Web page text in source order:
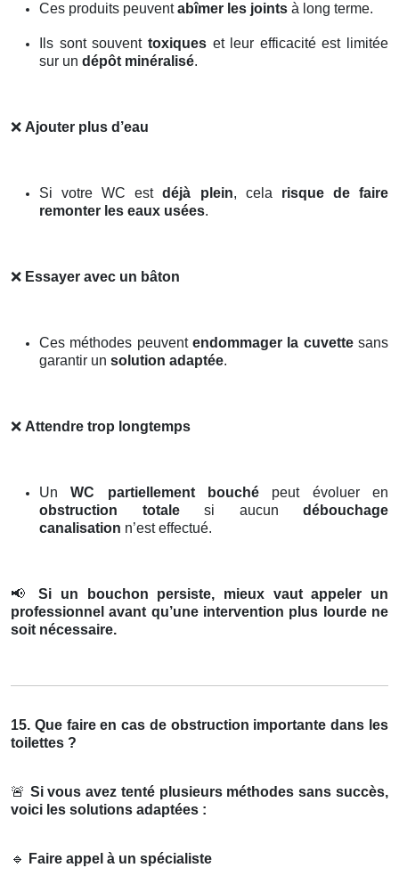
Ces produits peuventabîmer les joints à long terme.
Ils sont souvent toxiqueset leur efficacité est limitée
sur un dépôt minéralisé.
❌ Ajouter plus d’eau
Si votre WC estdéjà plein, cela risque de faire
remonter les eaux usées.
❌ Essayer avec un bâton
Ces méthodes peuvent endommager la cuvettesans
garantir un solution adaptée.
❌ Attendre trop longtemps
UnWC partiellement bouché peut évoluer en
obstruction totalesi aucun débouchage
canalisation n’est effectué.
📢
Si un bouchon persiste, mieux vaut appeler un
professionnel avant qu’une intervention plus lourde ne
soit nécessaire.
15. Que faire en cas de obstruction importante dans les
toilettes ?
🚨 Si vous avez tenté plusieurs méthodes sans succès,
voici les solutions adaptées :
🔹 Faire appel à un spécialiste